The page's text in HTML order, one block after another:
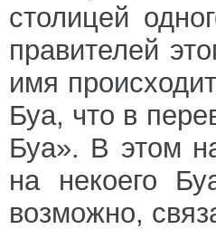
столицей
правителей
имя
Буа, что в
Буа». В этом
на некоего
возможно,